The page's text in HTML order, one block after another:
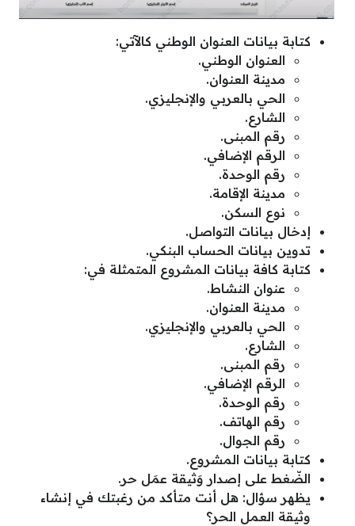
كتابة بيانات العنوان الوطني كالآتي:
العنوان الوطني.
مدينة العنوان.
الحي بالعربي والإنجليزي.
الشارع.
رقم المبنى.
الرقم الإضافي.
رقم الوحدة.
مدينة الإقامة.
نوع السكن.
إدخال بيانات التواصل.
تدوين بيانات الحساب البنكي.
كتابة كافة بيانات المشروع المتمثلة في:
عنوان النشاط.
مدينة العنوان.
الحي بالعربي والإنجليزي.
الشارع.
رقم المبنى.
الرقم الإضافي.
رقم الوحدة.
رقم الهاتف.
رقم الجوال.
كتابة بيانات المشروع.
الضّغط على إصدار وَثيقة عمَل حر.
يظهر سؤال: هل أنت متأكد من رغبتك في إنشاء
وثيقة العمل الحر؟